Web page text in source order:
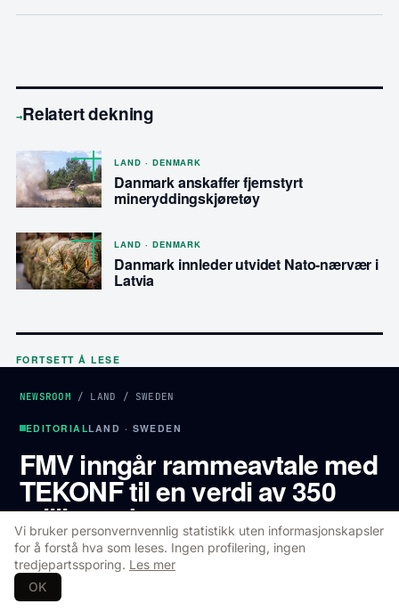
→Relatert dekning
LAND · DENMARK
Danmark anskaffer fjernstyrt
mineryddingskjøretøy
LAND · DENMARK
Danmark innleder utvidet Nato-nærvær i
Latvia
FORTSETT Å LESE
NEWSROOM / LAND / SWEDEN
EDITORIALLAND · SWEDEN
FMV inngår rammeavtale med
TEKONF til en verdi av 350
millioner kroner
FMV har inngått et rammeavtale til en verdi av
350 millioner kroner med TEKONF for
Vi bruker personvernvennlig statistikk uten informasjonskapsler
for å forstå hva som leses. Ingen profilering, ingen
tredjepartssporing. Les mer
OK